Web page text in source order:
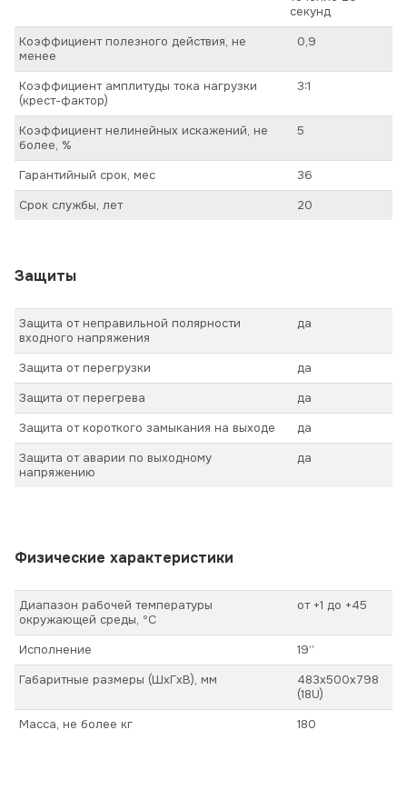
секунд
Коэффициент полезного действия, не
менее
0,9
Коэффициент амплитуды тока нагрузки
(крест-фактор)
3:1
Коэффициент нелинейных искажений, не
более, %
5
Гарантийный срок, мес
36
Срок службы, лет
20
Защиты
Защита от неправильной полярности
входного напряжения
да
Защита от перегрузки
да
Защита от перегрева
да
Защита от короткого замыкания на выходе
да
Защита от аварии по выходному
напряжению
да
Физические характеристики
Диапазон рабочей температуры
окружающей среды, ºС
от +1 до +45
Исполнение
19’’
Габаритные размеры (ШхГхВ), мм
483х500х798
(18U)
Масса, не более кг
180